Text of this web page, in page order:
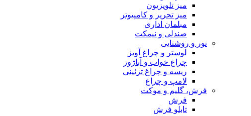
میز تلویزیون
میز تحریر و کامپیوتر
مبلمان اداری
صندلی و نیمکت
نور و روشنایی
لوستر و چراغ آویز
چراغ خواب و آباژور
ریسه و چراغ تزئینی
لامپ و چراغ
فرش، گلیم و موکت
فرش
تابلو فرش